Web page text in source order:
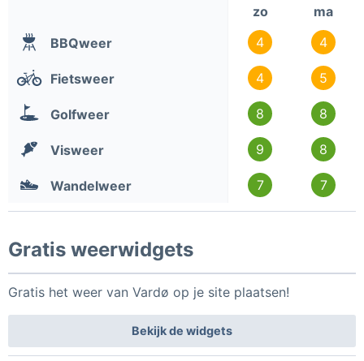
zo
ma
BBQweer
4 4
Fietsweer 4 5
Golfweer 8 8
Visweer 9 8
Wandelweer 7 7
Gratis weerwidgets
Gratis het weer van Vardø op je site plaatsen!
Bekijk de widgets